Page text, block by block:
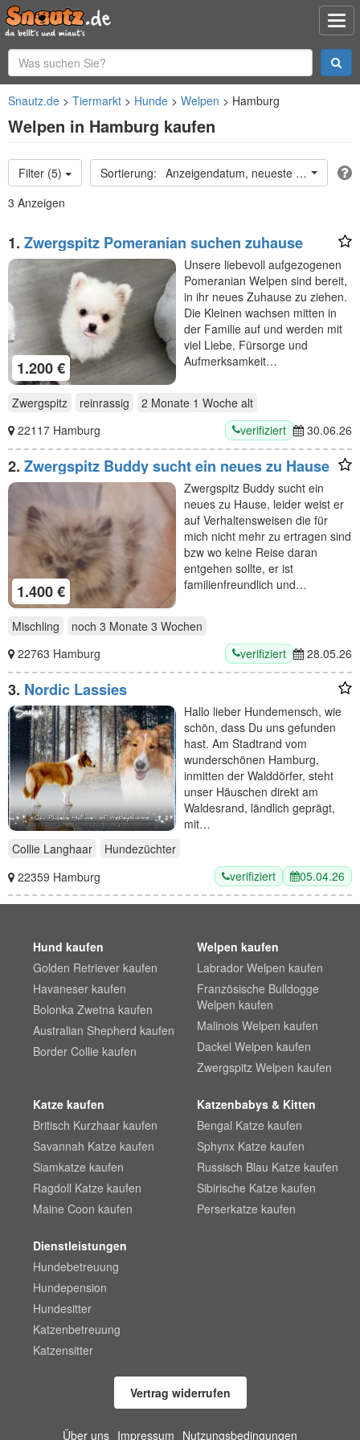
Snautz.de Tiermarkt Hunde Welpen Hamburg
Welpen in Hamburg kaufen
Filter (5)
Anzeigendatum, neueste oben
3 Anzeigen
1. Zwergspitz Pomeranian suchen zuhause
1.200 €
Unsere liebevoll aufgezogenen
Pomeranian Welpen sind bereit,
in ihr neues Zuhause zu ziehen.
Die Kleinen wachsen mitten in
der Familie auf und werden mit
viel Liebe, Fürsorge und
Aufmerksamkeit…
Zwergspitz reinrassig 2 Monate 1 Woche alt
22117 Hamburg
verifiziert 30.06.26
2. Zwergspitz Buddy sucht ein neues zu Hause
1.400 €
Zwergspitz Buddy sucht ein
neues zu Hause, leider weist er
auf Verhaltensweisen die für
mich nicht mehr zu ertragen sind
bzw wo keine Reise daran
entgehen sollte, er ist
familienfreundlich und…
Mischling noch 3 Monate 3 Wochen
22763 Hamburg
verifiziert 28.05.26
3. Nordic Lassies
Hallo lieber Hundemensch, wie
schön, dass Du uns gefunden
hast. Am Stadtrand vom
wunderschönen Hamburg,
inmitten der Walddörfer, steht
unser Häuschen direkt am
Waldesrand, ländlich geprägt,
mit…
Collie Langhaar
Hundezüchter
22359 Hamburg
verifiziert 05.04.26
Hund kaufen
Golden Retriever kaufen
Havaneser kaufen
Bolonka Zwetna kaufen
Australian Shepherd kaufen
Border Collie kaufen
Welpen kaufen
Labrador Welpen kaufen
Französische Bulldogge
Welpen kaufen
Malinois Welpen kaufen
Dackel Welpen kaufen
Zwergspitz Welpen kaufen
Katze kaufen
Britisch Kurzhaar kaufen
Savannah Katze kaufen
Siamkatze kaufen
Ragdoll Katze kaufen
Maine Coon kaufen
Katzenbabys & Kitten
Bengal Katze kaufen
Sphynx Katze kaufen
Russisch Blau Katze kaufen
Sibirische Katze kaufen
Perserkatze kaufen
Dienstleistungen
Hundebetreuung
Hundepension
Hundesitter
Katzenbetreuung
Katzensitter
Vertrag widerrufen
Über uns Impressum Nutzungsbedingungen